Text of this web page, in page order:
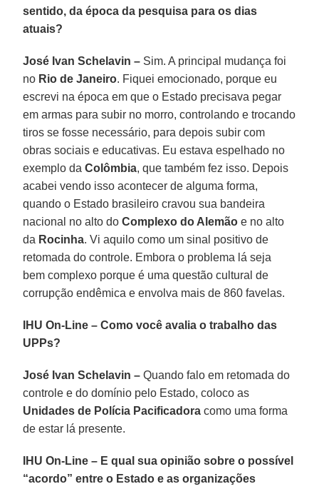
sentido, da época da pesquisa para os dias
atuais?
José Ivan Schelavin – Sim. A principal mudança foi
no Rio de Janeiro. Fiquei emocionado, porque eu
escrevi na época em que o Estado precisava pegar
em armas para subir no morro, controlando e trocando
tiros se fosse necessário, para depois subir com
obras sociais e educativas. Eu estava espelhado no
exemplo daColômbia, que também fez isso. Depois
acabei vendo isso acontecer de alguma forma,
quando o Estado brasileiro cravou sua bandeira
nacional no alto doComplexo do Alemãoe no alto
da Rocinha. Vi aquilo como um sinal positivo de
retomada do controle. Embora o problema lá seja
bem complexo porque é uma questão cultural de
corrupção endêmica e envolva mais de 860 favelas.
IHU On-Line – Como você avalia o trabalho das
UPPs?
José Ivan Schelavin – Quando falo em retomada do
controle e do domínio pelo Estado, coloco as
Unidades de Polícia Pacificadora como uma forma
de estar lá presente.
IHU On-Line – E qual sua opinião sobre o possível
“acordo” entre o Estado e as organizações